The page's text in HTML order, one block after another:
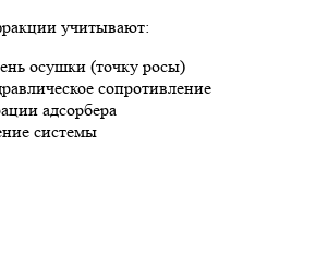
учитывают:
осушки (точку росы)
сопротивление
адсорбера
системы